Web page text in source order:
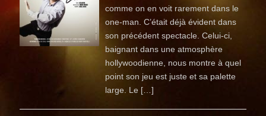
comme on en voit rarement dans le
one-man. C’était déjà évident dans
son précédent spectacle. Celui-ci,
baignant dans une atmosphère
hollywoodienne, nous montre à quel
point son jeu est juste et sa palette
large. Le […]